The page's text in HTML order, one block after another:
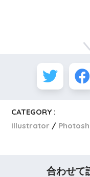
CATEGORY :
Illustrator
合わせて